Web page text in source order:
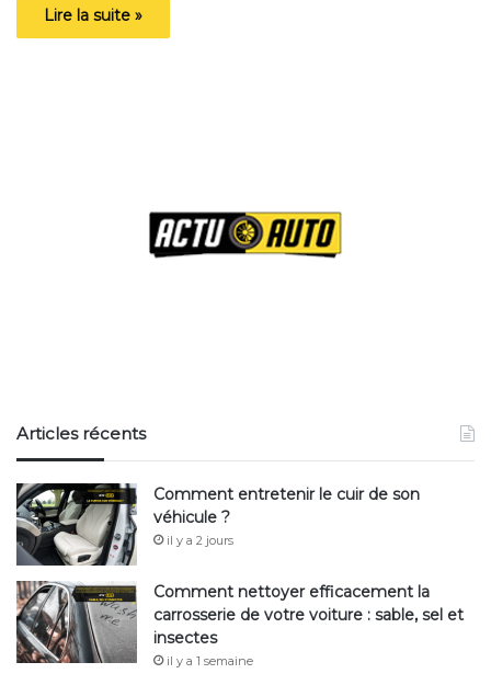
Lire la suite »
Articles récents
Comment entretenir le cuir de son
véhicule ?
il y a 2 jours
Comment nettoyer efficacement la
carrosserie de votre voiture : sable, sel et
insectes
il y a 1 semaine